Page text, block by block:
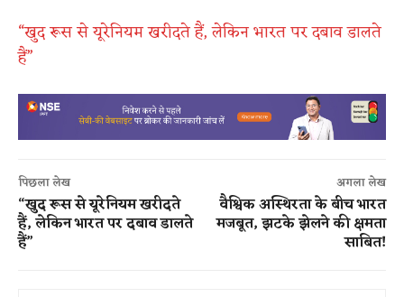
“खुद रूस से यूरेनियम खरीदते हैं, लेकिन भारत पर दबाव डालते
हैं”
पिछला लेख
“खुद रूस से यूरेनियम खरीदते
हैं, लेकिन भारत पर दबाव डालते
हैं”
अगला लेख
वैश्विक अस्थिरता के बीच भारत
मजबूत, झटके झेलने की क्षमता
साबित!